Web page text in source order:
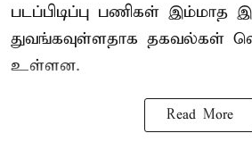
படப்பிடிப்பு பணிகள் இம்மாத
துவங்கவுள்ளதாக தகவல்கள்
உள்ளன.
Read More